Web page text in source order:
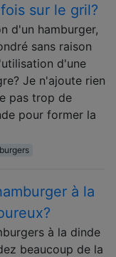
sur le gril?
d'un hamburger,
sans raison
d'une
Je n'ajoute rien
pas trop de
pour former la
à la
à la dinde
beaucoup de la